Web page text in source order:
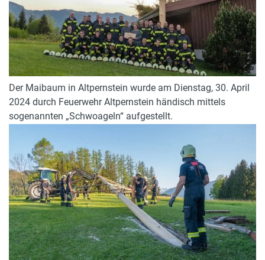
Der Maibaum in Altpernstein wurde am Dienstag, 30. April
2024 durch Feuerwehr Altpernstein händisch mittels
sogenannten „Schwoageln“ aufgestellt.